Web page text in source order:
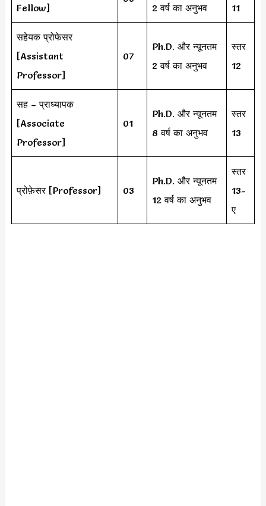
Fellow]
2 वर्ष का अनुभव
11
सहेयक प्रोफेसर
[Assistant
Professor]
07
Ph.D. और न्यूनतम
2 वर्ष का अनुभव
स्तर
12
सह – प्राध्यापक
[Associate
Professor]
01
Ph.D. और न्यूनतम
8 वर्ष का अनुभव
स्तर
13
प्रोफ़ेसर [Professor] 03
Ph.D. और न्यूनतम
12 वर्ष का अनुभव
स्तर
13-
ए